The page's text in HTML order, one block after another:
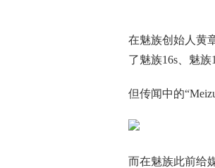
在魅族创始人黄
了魅族16s、魅族
但传闻中的
而在魅族此前给